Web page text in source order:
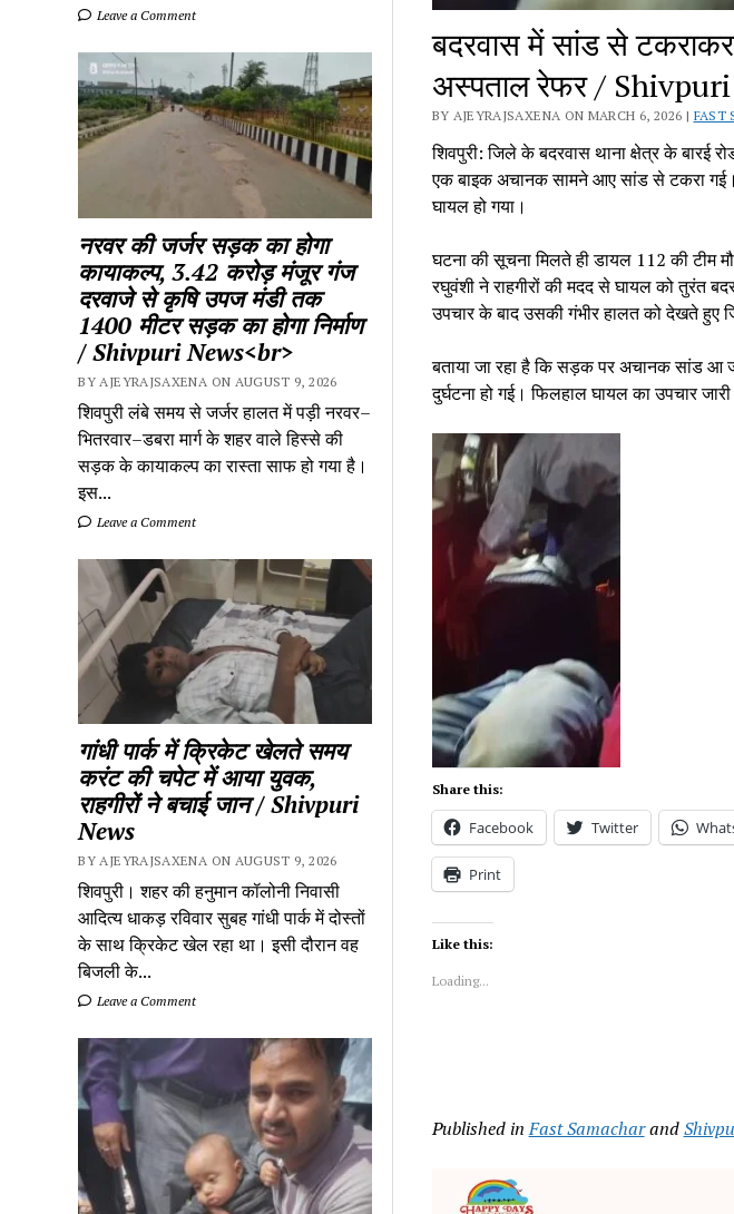
Leave a Comment
नरवर की जर्जर सड़क का होगा
कायाकल्प, 3.42 करोड़ मंजूर गंज
दरवाजे से कृषि उपज मंडी तक
1400 मीटर सड़क का होगा निर्माण
/ Shivpuri News<br>
BY AJEYRAJSAXENA ON AUGUST 9, 2026
शिवपुरी लंबे समय से जर्जर हालत में पड़ी नरवर–
भितरवार–डबरा मार्ग के शहर वाले हिस्से की
सड़क के कायाकल्प का रास्ता साफ हो गया है।
इस...
Leave a Comment
गांधी पार्क में क्रिकेट खेलते समय
करंट की चपेट में आया युवक,
राहगीरों ने बचाई जान / Shivpuri
News
BY AJEYRAJSAXENA ON AUGUST 9, 2026
शिवपुरी। शहर की हनुमान कॉलोनी निवासी
आदित्य धाकड़ रविवार सुबह गांधी पार्क में दोस्तों
के साथ क्रिकेट खेल रहा था। इसी दौरान वह
बिजली के...
Leave a Comment
बदरवास में सांड से
अस्पताल रेफर /
BY AJEYRAJSAXENA ON MARCH 6, 2026 | FAST
शिवपुरी: जिले के बदरवास थाना क्षेत्र के बारई
एक बाइक अचानक सामने आए सांड से टकरा गई।
घायल हो गया।
घटना की सूचना मिलते ही डायल 112 की टीम
रघुवंशी ने राहगीरों की मदद से घायल को तुरंत
उपचार के बाद उसकी गंभीर हालत को देखते हुए
बताया जा रहा है कि सड़क पर अचानक सांड
दुर्घटना हो गई। फिलहाल घायल का उपचार
Share this:
Facebook Twitter
Print
Like this:
Loading...
Published in Fast Samacharand